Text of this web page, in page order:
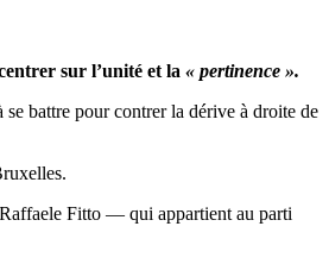
sur l’unité et la « pertinence ».
battre pour contrer la dérive à droite de
Fitto — qui appartient au parti